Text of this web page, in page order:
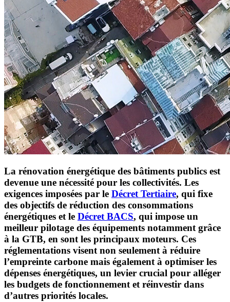
La rénovation énergétique des bâtiments publics est
devenue une nécessité pour les collectivités. Les
exigences imposées par le Décret Tertiaire, qui fixe
des objectifs de réduction des consommations
énergétiques et le Décret BACS, qui impose un
meilleur pilotage des équipements notamment grâce
à la GTB, en sont les principaux moteurs. Ces
réglementations visent non seulement à réduire
l’empreinte carbone mais également à optimiser les
dépenses énergétiques, un levier crucial pour alléger
les budgets de fonctionnement et réinvestir dans
d’autres priorités locales.